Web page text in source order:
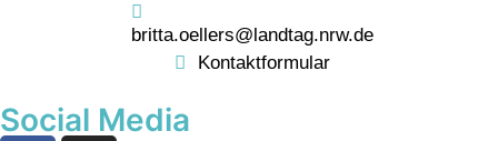
britta.oellers@landtag.nrw.de
Kontaktformular
Social Media